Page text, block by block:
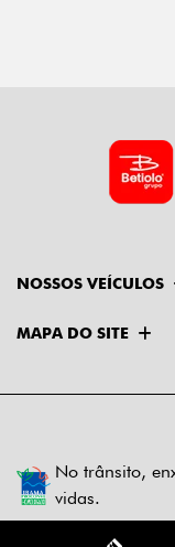
NOSSOS VEÍCULOS
MAPA DO SITE
No trânsito,
vidas.